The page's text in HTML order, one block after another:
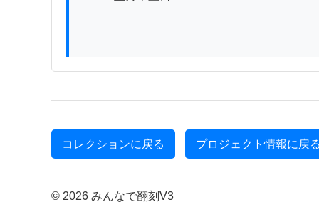
コレクションに戻る プロジェクト情報に戻
© 2026 みんなで翻刻V3